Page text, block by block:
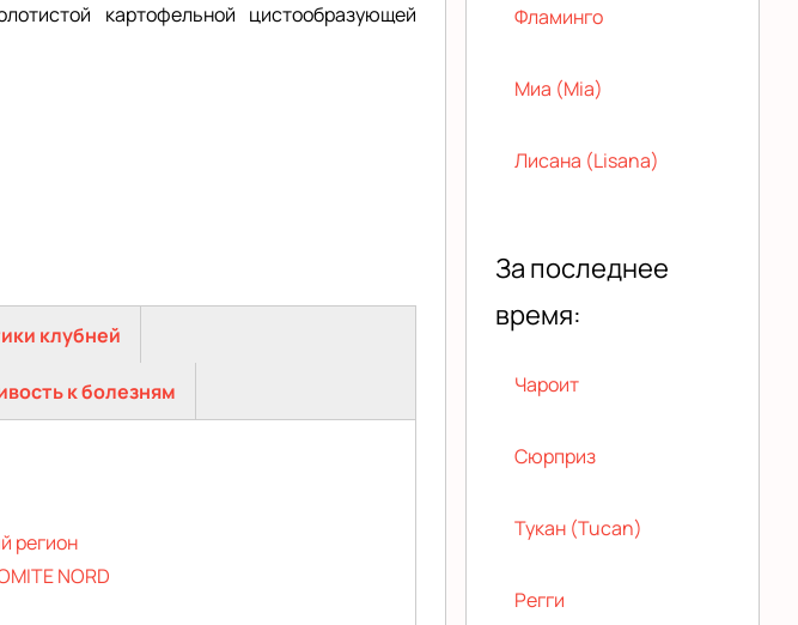
картофельной цистообразующей
клубней
к болезням
регион
NORD
Фламинго
Миа (Mia)
Лисана (Lisana)
За последнее
время:
Чароит
Сюрприз
Тукан (Tucan)
Регги